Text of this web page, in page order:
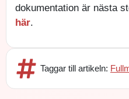
dokumentation är nästa
här.
Taggar till artikeln: